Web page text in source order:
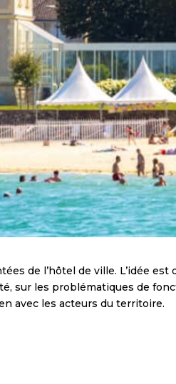
de l’hôtel de ville. L’idée est
sur les problématiques de
avec les acteurs du territoire.